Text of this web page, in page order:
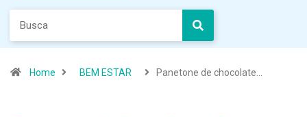
Home BEM ESTAR Panetone de chocolate…